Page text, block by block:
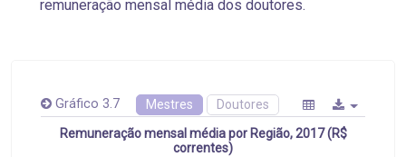
remuneração mensal média dos doutores.
Gráfico 3.7 Mestres Doutores
Remuneração mensal média por Região, 2017 (R$
correntes)